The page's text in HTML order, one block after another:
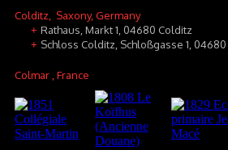
Colditz , Saxony, Germany
+ Rathaus, Markt 1, 04680 Colditz
+ Schloss Colditz, Schloßgasse 1,
Colmar , France